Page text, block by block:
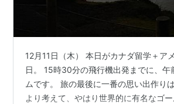
12月11日（木） 本日がカナダ留学＋ア
日。 15時30分の飛行機出発までに、午
ムです。 旅の最後に一番の思い出作り
より考えて、やはり世界的に有名なゴ